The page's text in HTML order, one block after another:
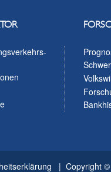
Copyright